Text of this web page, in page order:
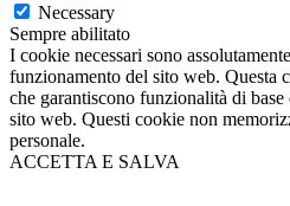
Necessary
Sempre abilitato
I cookie necessari sono
funzionamento del sito web. Questa
che garantiscono funzionalità di
sito web. Questi cookie non
personale.
ACCETTA E SALVA